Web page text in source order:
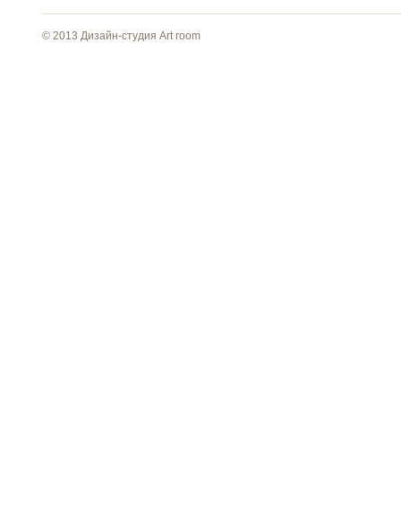
© 2013 Дизайн-студия Art room